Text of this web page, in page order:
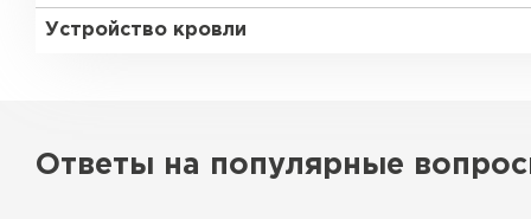
Устройство кровли
Ответы на популярные